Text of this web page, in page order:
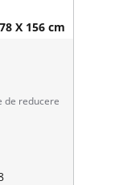
X 156 cm
de reducere